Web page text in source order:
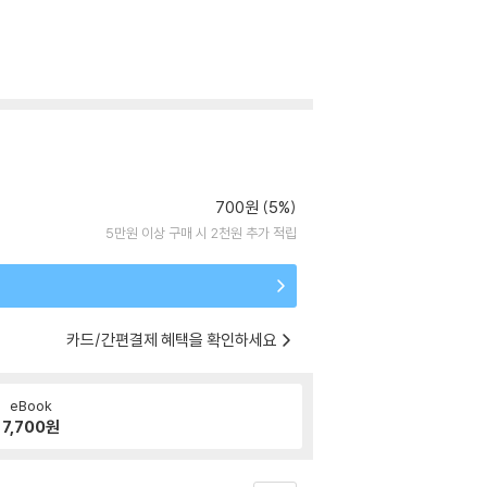
700원 (5%)
5만원 이상 구매 시 2천원 추가 적립
카드/간편결제 혜택을 확인하세요
eBook
7,700원